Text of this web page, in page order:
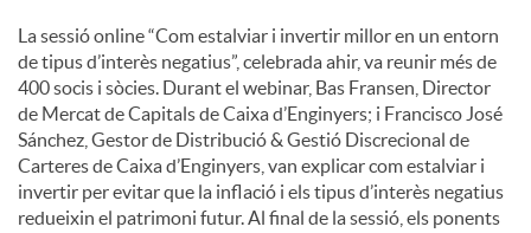
La sessió online “Com estalviar i invertir millor en un entorn
de tipus d’interès negatius”, celebrada ahir, va reunir més de
400 socis i sòcies. Durant el webinar, Bas Fransen, Director
de Mercat de Capitals de Caixa d’Enginyers; i Francisco José
Sánchez, Gestor de Distribució & Gestió Discrecional de
Carteres de Caixa d’Enginyers, van explicar com estalviar i
invertir per evitar que la inflació i els tipus d’interès negatius
redueixin el patrimoni futur. Al final de la sessió, els ponents